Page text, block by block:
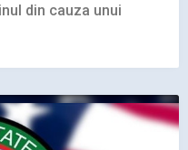
din cauza unui